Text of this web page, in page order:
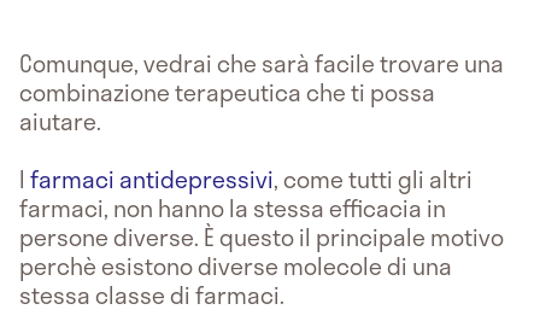
Comunque, vedrai che sarà facile trovare una
combinazione terapeutica che ti possa
aiutare.
I farmaci antidepressivi, come tutti gli altri
farmaci, non hanno la stessa efficacia in
persone diverse. È questo il principale motivo
perchè esistono diverse molecole di una
stessa classe di farmaci.